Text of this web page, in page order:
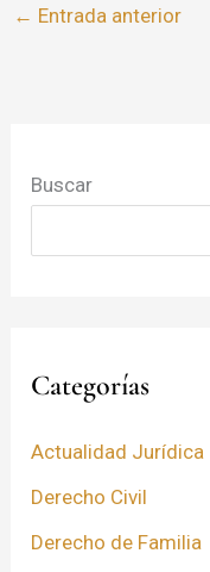
← Entrada anterior
Buscar
Categorías
Actualidad Jurídica
Derecho Civil
Derecho de Familia